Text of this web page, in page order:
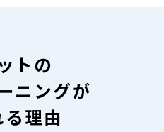
トの
ニングが
理由